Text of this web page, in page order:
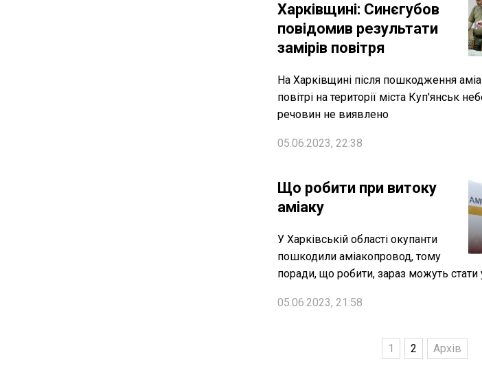
Харківщині: Синєгубов
повідомив результати
замірів повітря
На Харківщині після пошкодження
повітрі на території міста Куп'янськ
речовин не виявлено
05.06.2023, 22:38
Що робити при витоку
аміаку
У Харківській області окупанти
пошкодили аміакопровод, тому
поради, що робити, зараз можуть стати
05.06.2023, 21:58
1 2 Архів